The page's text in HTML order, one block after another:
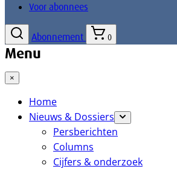
Voor abonnees
Abonnement 0
Menu
×
Home
Nieuws & Dossiers
Persberichten
Columns
Cijfers & onderzoek